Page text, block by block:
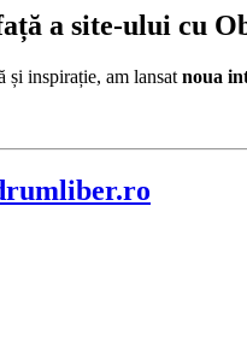
a site-ului cu
și inspirație, am lansat noua